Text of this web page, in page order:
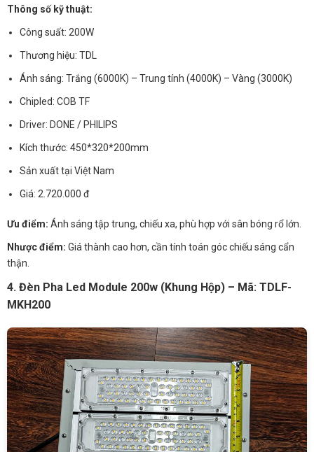
Thông số kỹ thuật:
Công suất: 200W
Thương hiệu: TDL
Ánh sáng: Trắng (6000K) – Trung tính (4000K) – Vàng (3000K)
Chipled: COB TF
Driver: DONE / PHILIPS
Kích thước: 450*320*200mm
Sản xuất tại Việt Nam
Giá: 2.720.000 đ
Ưu điểm: Ánh sáng tập trung, chiếu xa, phù hợp với sân bóng rổ lớn.
Nhược điểm: Giá thành cao hơn, cần tính toán góc chiếu sáng cẩn
thận.
4. Đèn Pha Led Module 200w (Khung Hộp) – Mã: TDLF-
MKH200